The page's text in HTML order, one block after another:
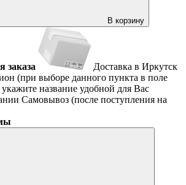
В корзину
заказа
Доставка в Иркутск
(при выборе данного пункта в поле
название удобной для Вас
Самовывоз (после поступления на